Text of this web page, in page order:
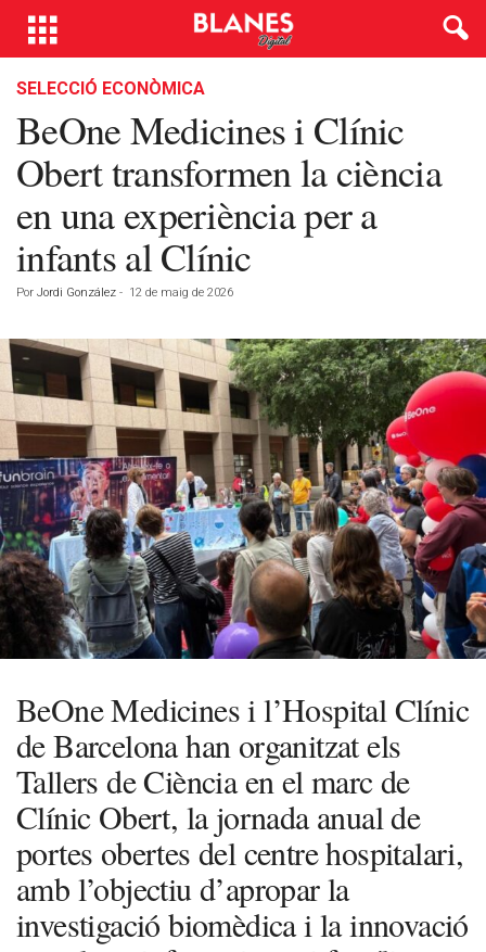
SELECCIÓ ECONÒMICA
BeOne Medicines i Clínic
Obert transformen la ciència
en una experiència per a
infants al Clínic
Por Jordi González - 12 de maig de 2026
BeOne Medicines i l’Hospital Clínic
de Barcelona han organitzat els
Tallers de Ciència en el marc de
Clínic Obert, la jornada anual de
portes obertes del centre hospitalari,
amb l’objectiu d’apropar la
investigació biomèdica i la innovació